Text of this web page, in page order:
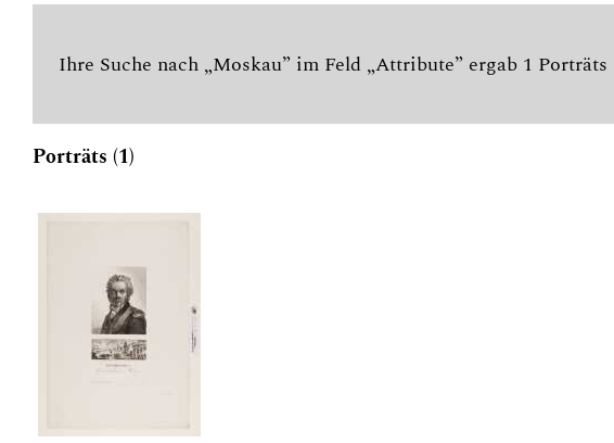
Ihre Suche nach „Moskau” im Feld „Attribute” ergab 1 Porträts
Porträts (1)